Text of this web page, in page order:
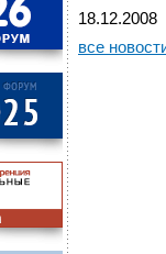
18.12.2008
все